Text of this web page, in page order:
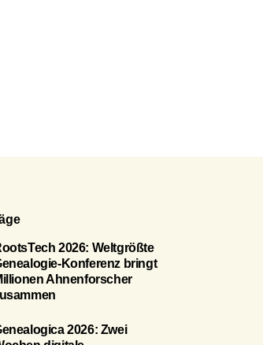
2026: Weltgrößte
Konferenz bringt
Ahnenforscher
2026: Zwei